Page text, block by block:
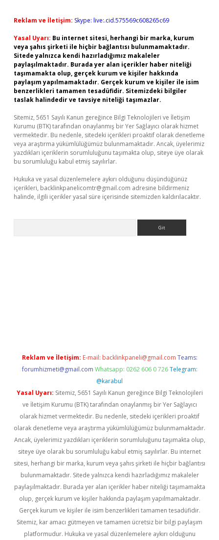
Reklam ve İletişim: Skype: live:.cid.575569c608265c69
Yasal Uyarı: Bu internet sitesi, herhangi bir marka, kurum
veya şahıs şirketi ile hiçbir bağlantısı bulunmamaktadır.
Sitede yalnızca kendi hazırladığımız makaleler
paylaşılmaktadır. Burada yer alan içerikler haber niteliği
taşımamakta olup, gerçek kurum ve kişiler hakkında
paylaşım yapılmamaktadır. Gerçek kurum ve kişiler ile isim
benzerlikleri tamamen tesadüfidir. Sitemizdeki bilgiler
taslak halindedir ve tavsiye niteliği taşımazlar.
Sitemiz, 5651 Sayılı Kanun gereğince Bilgi Teknolojileri ve İletişim
Kurumu (BTK) tarafından onaylanmış bir Yer Sağlayıcı olarak hizmet
vermektedir. Bu nedenle, sitedeki içerikleri proaktif olarak denetleme
veya araştırma yükümlülüğümüz bulunmamaktadır. Ancak, üyelerimiz
yazdıkları içeriklerin sorumluluğunu taşımakta olup, siteye üye olarak
bu sorumluluğu kabul etmiş sayılırlar.
Hukuka ve yasal düzenlemelere aykırı olduğunu düşündüğünüz
içerikleri, backlinkpanelicomtr@gmail.com adresine bildirmeniz
halinde, ilgili içerikler yasal süre içerisinde sitemizden kaldırılacaktır.
Reklam ve İletişim: E-mail: backlinkpaneli@gmail.com Teams:
forumhizmeti@gmail.com Whatsapp: 0262 606 0 726 Telegram:
@karabul
Yasal Uyarı: Sitemiz, 5651 Sayılı Kanun gereğince Bilgi Teknolojileri
ve İletişim Kurumu (BTK) tarafından onaylanmış bir Yer Sağlayıcı
olarak hizmet vermektedir. Bu nedenle, sitedeki içerikleri proaktif
olarak denetleme veya araştırma yükümlülüğümüz bulunmamaktadır.
Ancak, üyelerimiz yazdıkları içeriklerin sorumluluğunu taşımakta olup,
siteye üye olarak bu sorumluluğu kabul etmiş sayılırlar. Bu internet
sitesi, herhangi bir marka, kurum veya şahıs şirketi ile hiçbir bağlantısı
bulunmamaktadır. Sitede yalnızca kendi hazırladığımız makaleler
paylaşılmaktadır. Burada yer alan içerikler haber niteliği taşımamakta
olup, gerçek kurum ve kişiler hakkında paylaşım yapılmamaktadır.
Gerçek kurum ve kişiler ile isim benzerlikleri tamamen tesadüfidir.
Sitemiz, kar amacı gütmeyen ve tamamen ücretsiz bir bilgi paylaşım
platformudur. Hukuka ve yasal düzenlemelere aykırı olduğunu